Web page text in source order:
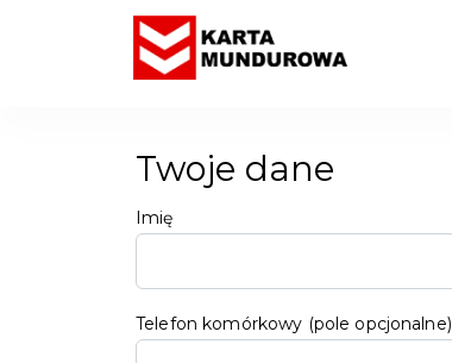
Twoje dane
Imię
Telefon komórkowy (pole opcjonalne)